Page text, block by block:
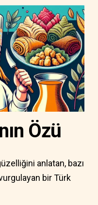
Özü
anlatan, bazı
bir Türk